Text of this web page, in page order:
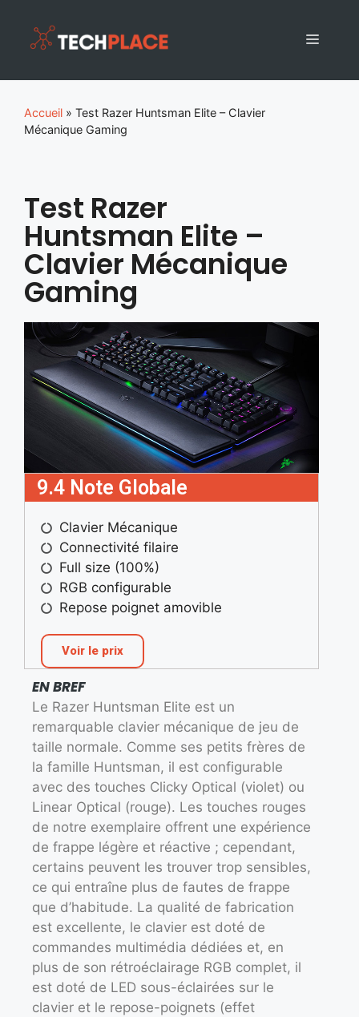
Accueil » Test Razer Huntsman Elite – Clavier
Mécanique Gaming
Test Razer
Huntsman Elite –
Clavier Mécanique
Gaming
9.4 Note Globale
Clavier Mécanique
Connectivité filaire
Full size (100%)
RGB configurable
Repose poignet amovible
Voir le prix
EN BREF
Le Razer Huntsman Elite est un
remarquable clavier mécanique de jeu de
taille normale. Comme ses petits frères de
la famille Huntsman, il est configurable
avec des touches Clicky Optical (violet) ou
Linear Optical (rouge). Les touches rouges
de notre exemplaire offrent une expérience
de frappe légère et réactive ; cependant,
certains peuvent les trouver trop sensibles,
ce qui entraîne plus de fautes de frappe
que d’habitude. La qualité de fabrication
est excellente, le clavier est doté de
commandes multimédia dédiées et, en
plus de son rétroéclairage RGB complet, il
est doté de LED sous-éclairées sur le
clavier et le repose-poignets (effet